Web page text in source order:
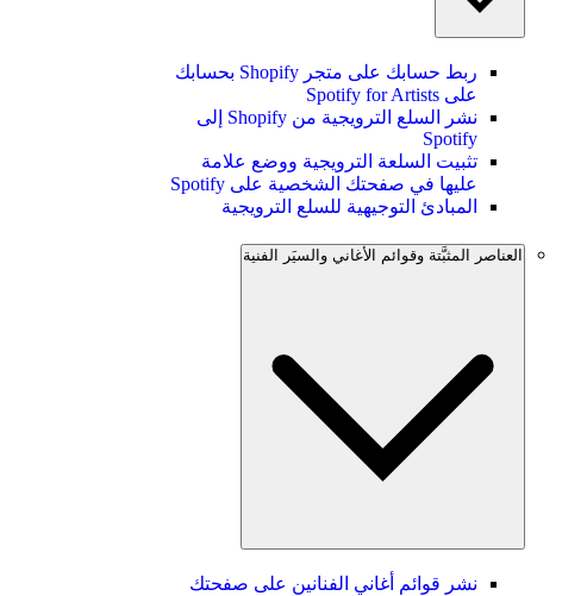
ربط حسابك على متجر Shopify بحسابك
على Spotify for Artists
نشر السلع الترويجية من Shopify إلى
Spotify
تثبيت السلعة الترويجية ووضع علامة
عليها في صفحتك الشخصية على Spotify
المبادئ التوجيهية للسلع الترويجية
العناصر المثبَّتة وقوائم الأغاني والسيَر الفنية
نشر قوائم أغاني الفنانين على صفحتك